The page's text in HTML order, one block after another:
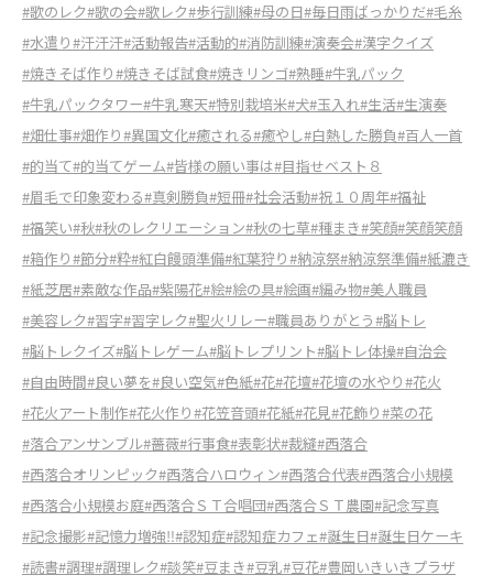
#歌のレク#歌の会#歌レク#歩行訓練#母の日#毎日雨ばっかりだ#毛糸
#水遣り#汗汗汗#活動報告#活動的#消防訓練#演奏会#漢字クイズ
#焼きそば作り#焼きそば試食#焼きリンゴ#熟睡#牛乳パック
#牛乳パックタワー#牛乳寒天#特別栽培米#犬#玉入れ#生活#生演奏
#畑仕事#畑作り#異国文化#癒される#癒やし#白熱した勝負#百人一首
#的当て#的当てゲーム#皆様の願い事は#目指せベスト８
#眉毛で印象変わる#真剣勝負#短冊#社会活動#祝１０周年#福祉
#福笑い#秋#秋のレクリエーション#秋の七草#種まき#笑顔#笑顔笑顔
#箱作り#節分#粋#紅白饅頭準備#紅葉狩り#納涼祭#納涼祭準備#紙漉き
#紙芝居#素敵な作品#紫陽花#絵#絵の具#絵画#編み物#美人職員
#美容レク#習字#習字レク#聖火リレー#職員ありがとう#脳トレ
#脳トレクイズ#脳トレゲーム#脳トレプリント#脳トレ体操#自治会
#自由時間#良い夢を#良い空気#色紙#花#花壇#花壇の水やり#花火
#花火アート制作#花火作り#花笠音頭#花紙#花見#花飾り#菜の花
#落合アンサンブル#薔薇#行事食#表彰状#裁縫#西落合
#西落合オリンピック#西落合ハロウィン#西落合代表#西落合小規模
#西落合小規模お庭#西落合ＳＴ合唱団#西落合ＳＴ農園#記念写真
#記念撮影#記憶力増強‼︎#認知症#認知症カフェ#誕生日#誕生日ケーキ
#読書#調理#調理レク#談笑#豆まき#豆乳#豆花#豊岡いきいきプラザ